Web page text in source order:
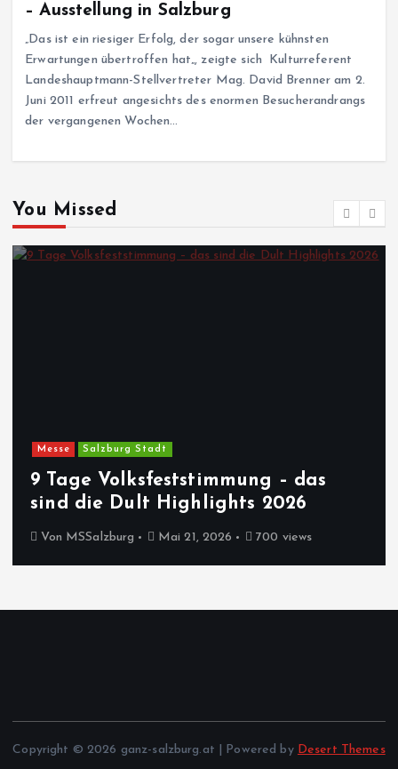
– Ausstellung in Salzburg
„Das ist ein riesiger Erfolg, der sogar unsere kühnsten
Erwartungen übertroffen hat„, zeigte sich Kulturreferent
Landeshauptmann-Stellvertreter Mag. David Brenner am 2.
Juni 2011 erfreut angesichts des enormen Besucherandrangs
der vergangenen Wochen…
You Missed
Messe Salzburg Stadt
9 Tage Volksfeststimmung – das
sind die Dult Highlights 2026
Von MSSalzburg Mai 21, 2026 700 views
Copyright © 2026 ganz-salzburg.at | Powered by Desert Themes